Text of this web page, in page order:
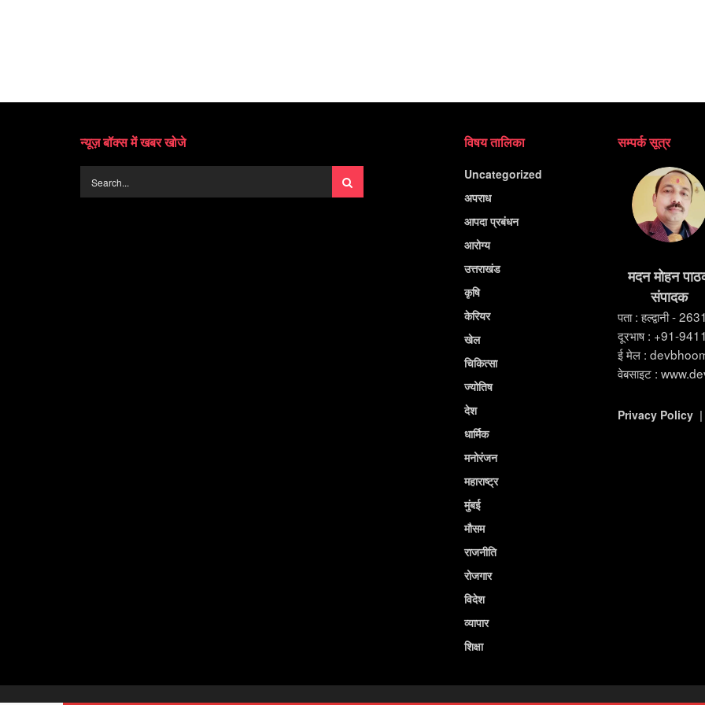
न्यूज़ बॉक्स में खबर खोजे विषय तालिका
Uncategorized
अपराध
आपदा प्रबंधन
आरोग्य
उत्तराखंड
कृषि
केरियर
खेल
चिकित्सा
ज्योतिष
देश
धार्मिक
मनोरंजन
महाराष्ट्र
मुंबई
मौसम
राजनीति
रोजगार
विदेश
व्यापार
शिक्षा
सम्पर्क सूत्र
मदन मोहन
संपादक
पता : हल्द्वानी -
दूरभाष : +91-
ई मेल :
वेबसाइट :
Privacy Policy|